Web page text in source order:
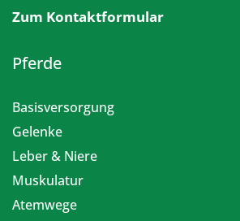
Zum Kontaktformular
Pferde
Basisversorgung
Gelenke
Leber & Niere
Muskulatur
Atemwege